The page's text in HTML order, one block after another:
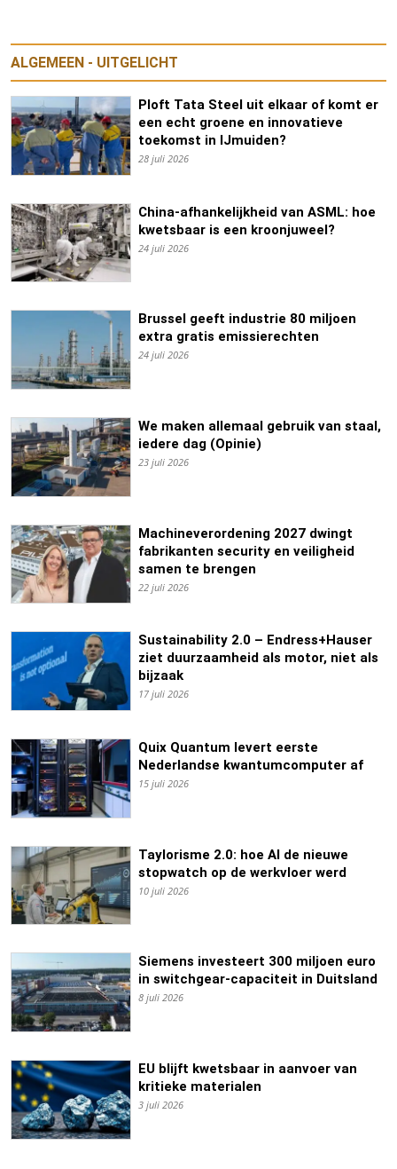
ALGEMEEN - UITGELICHT
Ploft Tata Steel uit elkaar of komt er
een echt groene en innovatieve
toekomst in IJmuiden?
28 juli 2026
China-afhankelijkheid van ASML: hoe
kwetsbaar is een kroonjuweel?
24 juli 2026
Brussel geeft industrie 80 miljoen
extra gratis emissierechten
24 juli 2026
We maken allemaal gebruik van staal,
iedere dag (Opinie)
23 juli 2026
Machineverordening 2027 dwingt
fabrikanten security en veiligheid
samen te brengen
22 juli 2026
Sustainability 2.0 – Endress+Hauser
ziet duurzaamheid als motor, niet als
bijzaak
17 juli 2026
Quix Quantum levert eerste
Nederlandse kwantumcomputer af
15 juli 2026
Taylorisme 2.0: hoe AI de nieuwe
stopwatch op de werkvloer werd
10 juli 2026
Siemens investeert 300 miljoen euro
in switchgear-capaciteit in Duitsland
8 juli 2026
EU blijft kwetsbaar in aanvoer van
kritieke materialen
3 juli 2026